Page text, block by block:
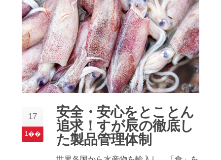
17
1��
安全・安心をとことん
追求！すが辰の徹底し
た製品管理体制